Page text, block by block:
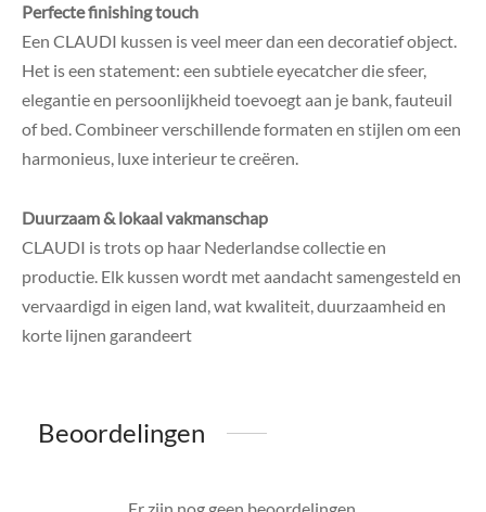
Perfecte finishing touch
Een CLAUDI kussen is veel meer dan een decoratief object.
Het is een statement: een subtiele eyecatcher die sfeer,
elegantie en persoonlijkheid toevoegt aan je bank, fauteuil
of bed. Combineer verschillende formaten en stijlen om een
harmonieus, luxe interieur te creëren.
Duurzaam & lokaal vakmanschap
CLAUDI is trots op haar Nederlandse collectie en
productie. Elk kussen wordt met aandacht samengesteld en
vervaardigd in eigen land, wat kwaliteit, duurzaamheid en
korte lijnen garandeert
Beoordelingen